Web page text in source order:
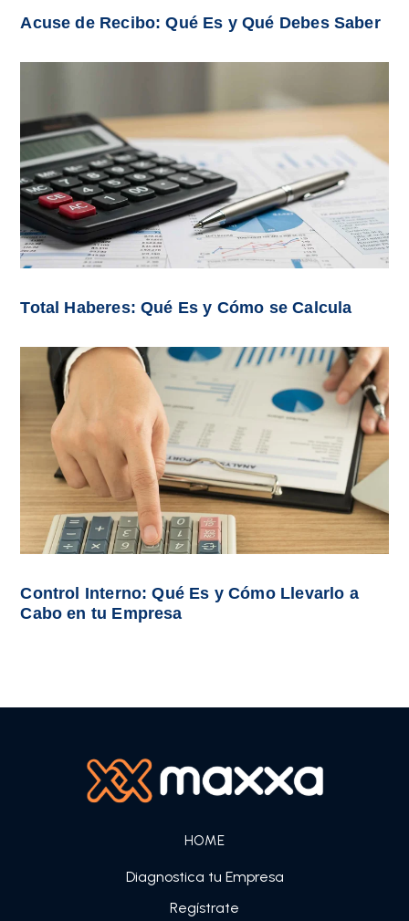
Acuse de Recibo: Qué Es y Qué Debes Saber
Total Haberes: Qué Es y Cómo se Calcula
Control Interno: Qué Es y Cómo Llevarlo a
Cabo en tu Empresa
HOME
Diagnostica tu Empresa
Regístrate